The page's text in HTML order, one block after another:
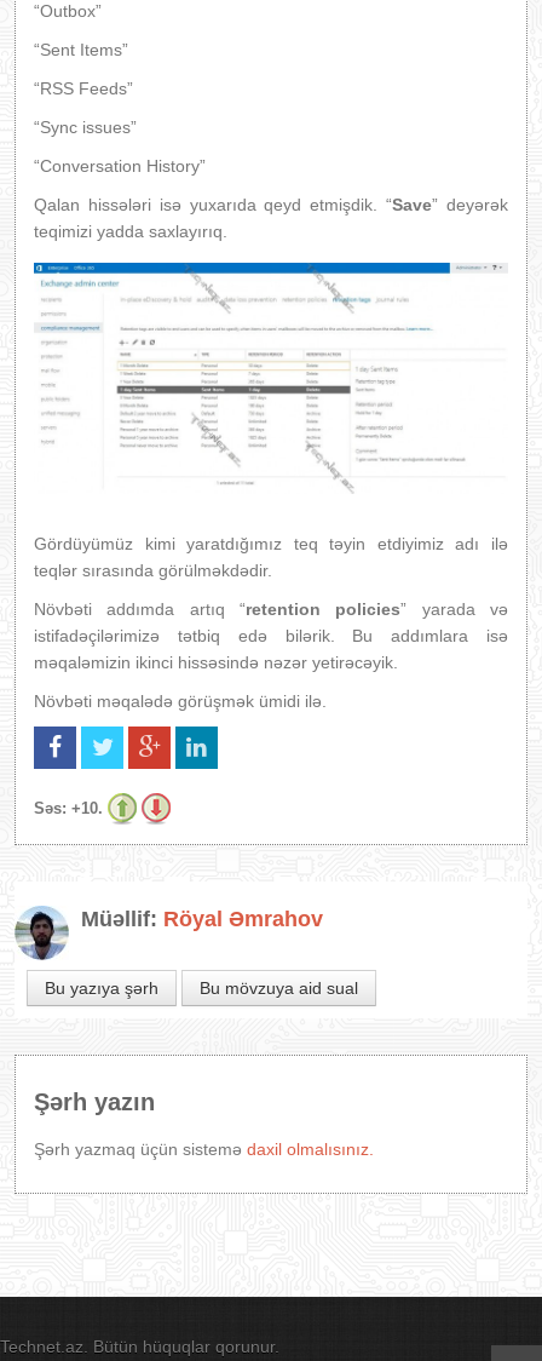
“Outbox”
“Sent Items”
“RSS Feeds”
“Sync issues”
“Conversation History”
Qalan hissələri isə yuxarıda qeyd etmişdik. “Save” deyərək
teqimizi yadda saxlayırıq.
Gördüyümüz kimi yaratdığımız teq təyin etdiyimiz adı ilə
teqlər sırasında görülməkdədir.
Növbəti addımda artıq “retention policies” yarada və
istifadəçilərimizə tətbiq edə bilərik. Bu addımlara isə
məqaləmizin ikinci hissəsində nəzər yetirəcəyik.
Növbəti məqalədə görüşmək ümidi ilə.
Səs: +10.
Müəllif: Röyal Əmrahov
Bu yazıya şərh Bu mövzuya aid sual
Şərh yazın
Şərh yazmaq üçün sistemə daxil olmalısınız.
Technet.az. Bütün hüquqlar qorunur.